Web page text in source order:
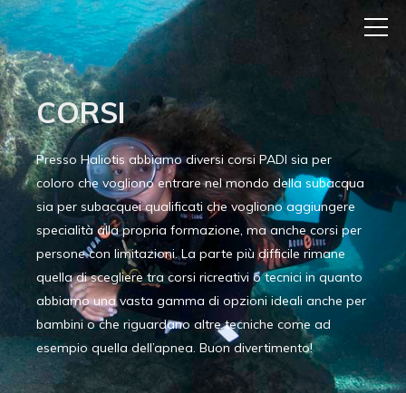
CORSI
Presso Haliotis abbiamo diversi corsi PADI sia per
coloro che vogliono entrare nel mondo della subacqua
sia per subacquei qualificati che vogliono aggiungere
specialità alla propria formazione, ma anche corsi per
persone con limitazioni. La parte più difficile rimane
quella di scegliere tra corsi ricreativi o tecnici in quanto
abbiamo una vasta gamma di opzioni ideali anche per
bambini o che riguardano altre tecniche come ad
esempio quella dell’apnea. Buon divertimento!